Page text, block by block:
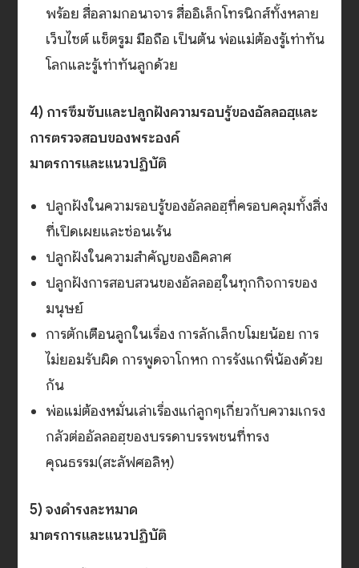
พร้อย สื่อลามกอนาจาร สื่ออิเล็กโทรนิกส์ทั้งหลาย
เว็บไซต์ แช็ตรูม มือถือ เป็นต้น พ่อแม่ต้องรู้เท่าทัน
โลกและรู้เท่าทันลูกด้วย
4) การซึมซับและปลูกฝังความรอบรู้ของอัลลอฮฺและ
การตรวจสอบของพระองค์
มาตรการและแนวปฏิบัติ
ปลูกฝังในความรอบรู้ของอัลลอฮฺที่ครอบคลุมทั้งสิ่ง
ที่เปิดเผยและซ่อนเร้น
ปลูกฝังในความสำคัญของอิคลาศ
ปลูกฝังการสอบสวนของอัลลอฮฺในทุกกิจการของ
มนุษย์
การตักเตือนลูกในเรื่อง การลักเล็กขโมยน้อย การ
ไม่ยอมรับผิด การพูดจาโกหก การรังแกพี่น้องด้วย
กัน
พ่อแม่ต้องหมั่นเล่าเรื่องแก่ลูกๆเกี่ยวกับความเกรง
กลัวต่ออัลลอฮฺของบรรดาบรรพชนที่ทรง
คุณธรรม(สะลัฟศอลิหฺ)
5) จงดำรงละหมาด
มาตรการและแนวปฏิบัติ